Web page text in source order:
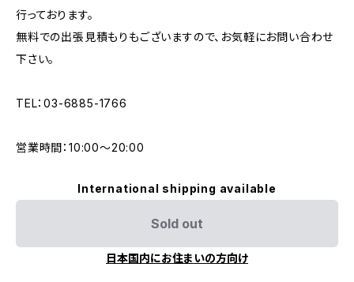
行っております。
無料での出張見積もりもございますので、お気軽にお問い合わせ
下さい。
TEL：03-6885-1766
営業時間：10:00〜20:00
International shipping available
Sold out
日本国内にお住まいの方向け